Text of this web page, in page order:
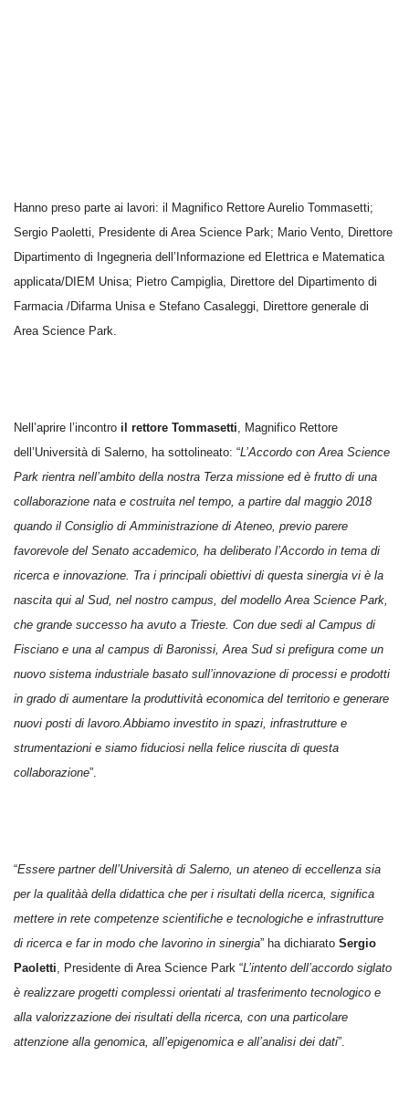
Hanno preso parte ai lavori: il Magnifico Rettore Aurelio Tommasetti;
Sergio Paoletti, Presidente di Area Science Park; Mario Vento, Direttore
Dipartimento di Ingegneria dell’Informazione ed Elettrica e Matematica
applicata/DIEM Unisa; Pietro Campiglia, Direttore del Dipartimento di
Farmacia /Difarma Unisa e Stefano Casaleggi, Direttore generale di
Area Science Park.
Nell’aprire l’incontro il rettore Tommasetti , Magnifico Rettore
dell’Università di Salerno, ha sottolineato: “L’Accordo con Area Science
Park rientra nell’ambito della nostra Terza missione ed è frutto di una
collaborazione nata e costruita nel tempo, a partire dal maggio 2018
quando il Consiglio di Amministrazione di Ateneo, previo parere
favorevole del Senato accademico, ha deliberato l’Accordo in tema di
ricerca e innovazione. Tra i principali obiettivi di questa sinergia vi è la
nascita qui al Sud, nel nostro campus, del modello Area Science Park,
che grande successo ha avuto a Trieste. Con due sedi al Campus di
Fisciano e una al campus di Baronissi, Area Sud si prefigura come un
nuovo sistema industriale basato sull’innovazione di processi e prodotti
in grado di aumentare la produttività economica del territorio e generare
nuovi posti di lavoro.Abbiamo investito in spazi, infrastrutture e
strumentazioni e siamo fiduciosi nella felice riuscita di questa
collaborazione”.
“Essere partner dell’Università di Salerno, un ateneo di eccellenza sia
per la qualitàà della didattica che per i risultati della ricerca, significa
mettere in rete competenze scientifiche e tecnologiche e infrastrutture
di ricerca e far in modo che lavorino in sinergia” ha dichiarato Sergio
Paoletti , Presidente di Area Science Park “L’intento dell’accordo siglato
è realizzare progetti complessi orientati al trasferimento tecnologico e
alla valorizzazione dei risultati della ricerca, con una particolare
attenzione alla genomica, all’epigenomica e all’analisi dei dati”.